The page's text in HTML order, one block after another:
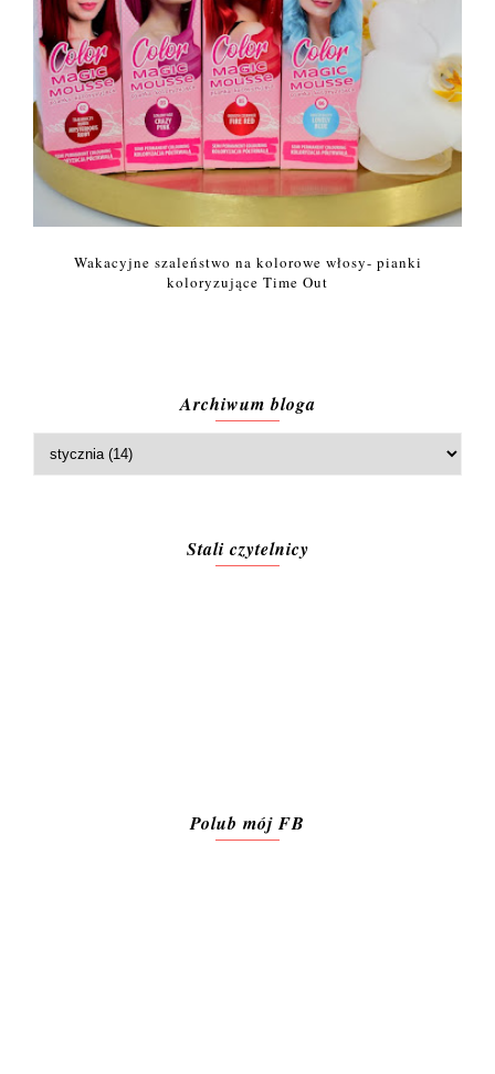
Wakacyjne szaleństwo na kolorowe włosy- pianki
koloryzujące Time Out
Archiwum bloga
Stali czytelnicy
Polub mój FB